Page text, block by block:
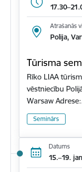
Atrašanās
Polija,
Tūrisma
Rīko LIAA
vēstniecību
Warsaw
Seminārs
Datums
15.–19.